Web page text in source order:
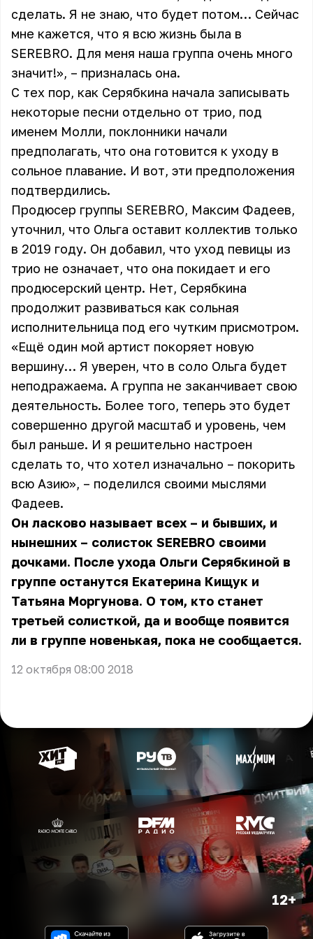
сделать. Я не знаю, что будет потом… Сейчас
мне кажется, что я всю жизнь была в
SEREBRO. Для меня наша группа очень много
значит!», – призналась она.
С тех пор, как Серябкина начала записывать
некоторые песни отдельно от трио, под
именем Молли, поклонники начали
предполагать, что она готовится к уходу в
сольное плавание. И вот, эти предположения
подтвердились.
Продюсер группы SEREBRO, Максим Фадеев,
уточнил, что Ольга оставит коллектив только
в 2019 году. Он добавил, что уход певицы из
трио не означает, что она покидает и его
продюсерский центр. Нет, Серябкина
продолжит развиваться как сольная
исполнительница под его чутким присмотром.
«Ещё один мой артист покоряет новую
вершину… Я уверен, что в соло Ольга будет
неподражаема. А группа не заканчивает свою
деятельность. Более того, теперь это будет
совершенно другой масштаб и уровень, чем
был раньше. И я решительно настроен
сделать то, что хотел изначально – покорить
всю Азию», – поделился своими мыслями
Фадеев.
Он ласково называет всех – и бывших, и
нынешних – солисток SEREBRO своими
дочками. После ухода Ольги Серябкиной в
группе останутся Екатерина Кищук и
Татьяна Моргунова. О том, кто станет
третьей солисткой, да и вообще появится
ли в группе новенькая, пока не сообщается.
12 октября 08:00 2018
12+